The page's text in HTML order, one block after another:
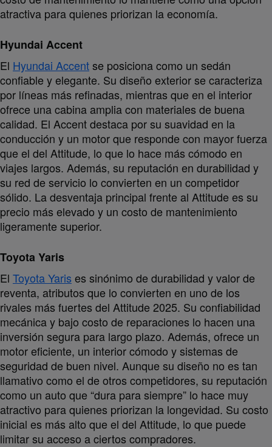
atractiva para quienes priorizan la economía.
Hyundai Accent
El Hyundai Accentse posiciona como un sedán
confiable y elegante. Su diseño exterior se caracteriza
por líneas más refinadas, mientras que en el interior
ofrece una cabina amplia con materiales de buena
calidad. El Accent destaca por su suavidad en la
conducción y un motor que responde con mayor fuerza
que el del Attitude, lo que lo hace más cómodo en
viajes largos. Además, su reputación en durabilidad y
su red de servicio lo convierten en un competidor
sólido. La desventaja principal frente al Attitude es su
precio más elevado y un costo de mantenimiento
ligeramente superior.
Toyota Yaris
El Toyota Yaris es sinónimo de durabilidad y valor de
reventa, atributos que lo convierten en uno de los
rivales más fuertes del Attitude 2025. Su confiabilidad
mecánica y bajo costo de reparaciones lo hacen una
inversión segura para largo plazo. Además, ofrece un
motor eficiente, un interior cómodo y sistemas de
seguridad de buen nivel. Aunque su diseño no es tan
llamativo como el de otros competidores, su reputación
como un auto que “dura para siempre” lo hace muy
atractivo para quienes priorizan la longevidad. Su costo
inicial es más alto que el del Attitude, lo que puede
limitar su acceso a ciertos compradores.